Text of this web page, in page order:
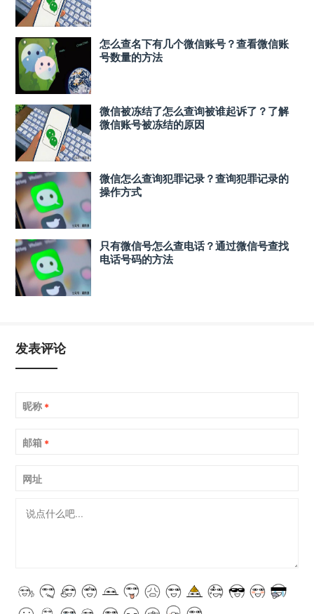
怎么查名下有几个微信账号？查看微信账
号数量的方法
微信被冻结了怎么查询被谁起诉了？了解
微信账号被冻结的原因
微信怎么查询犯罪记录？查询犯罪记录的
操作方式
只有微信号怎么查电话？通过微信号查找
电话号码的方法
发表评论
昵称 *
邮箱 *
网址